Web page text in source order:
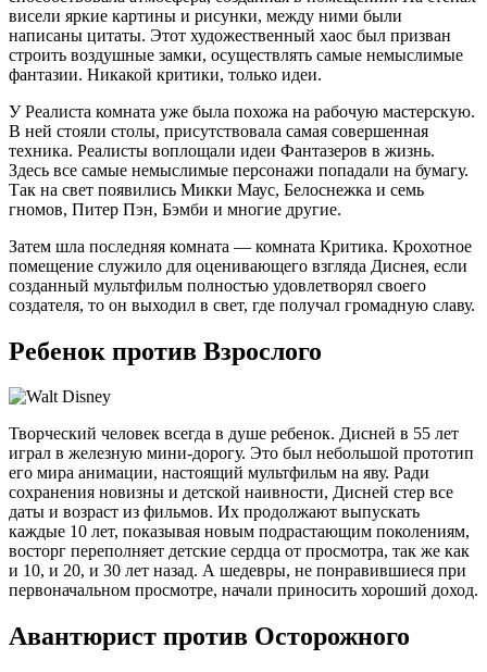
висели яркие картины и рисунки, между ними были
написаны цитаты. Этот художественный хаос был призван
строить воздушные замки, осуществлять самые немыслимые
фантазии. Никакой критики, только идеи.
У Реалиста комната уже была похожа на рабочую мастерскую.
В ней стояли столы, присутствовала самая совершенная
техника. Реалисты воплощали идеи Фантазеров в жизнь.
Здесь все самые немыслимые персонажи попадали на бумагу.
Так на свет появились Микки Маус, Белоснежка и семь
гномов, Питер Пэн, Бэмби и многие другие.
Затем шла последняя комната — комната Критика. Крохотное
помещение служило для оценивающего взгляда Диснея, если
созданный мультфильм полностью удовлетворял своего
создателя, то он выходил в свет, где получал громадную славу.
Ребенок против Взрослого
Творческий человек всегда в душе ребенок. Дисней в 55 лет
играл в железную мини-дорогу. Это был небольшой прототип
его мира анимации, настоящий мультфильм на яву. Ради
сохранения новизны и детской наивности, Дисней стер все
даты и возраст из фильмов. Их продолжают выпускать
каждые 10 лет, показывая новым подрастающим поколениям,
восторг переполняет детские сердца от просмотра, так же как
и 10, и 20, и 30 лет назад. А шедевры, не понравившиеся при
первоначальном просмотре, начали приносить хороший доход.
Авантюрист против Осторожного